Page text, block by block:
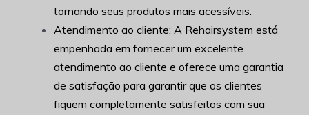
tornando seus produtos mais acessíveis.
Atendimento ao cliente: A Rehairsystem está
empenhada em fornecer um excelente
atendimento ao cliente e oferece uma garantia
de satisfação para garantir que os clientes
fiquem completamente satisfeitos com sua